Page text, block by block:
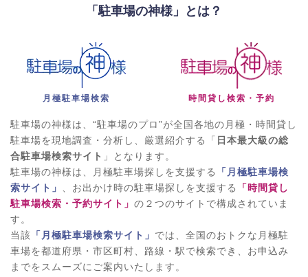
「駐車場の神様」とは？
月極駐車場検索 時間貸し検索・予約
駐車場の神様は、“駐車場のプロ”が全国各地の月極・時間貸し
駐車場を現地調査・分析し、厳選紹介する「 日本最大級の総
合駐車場検索サイト 」となります。
駐車場の神様は、月極駐車場探しを支援する
「月極駐車場検
索サイト」
、お出かけ時の駐車場探しを支援する
「時間貸し
駐車場検索・予約サイト」 の２つのサイトで構成されていま
す。
当該 「月極駐車場検索サイト」 では、全国のおトクな月極駐
車場を都道府県・市区町村、路線・駅で検索でき、お申込み
までをスムーズにご案内いたします。